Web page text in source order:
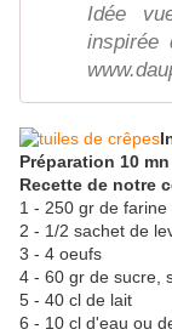
Idée
inspirée
Préparation 10
Recette de notre
1 - 250 gr de farine
2 - 1/2 sachet de
3 - 4 oeufs
4 - 60 gr de sucre,
5 - 40 cl de lait
6 - 10 cl d'eau ou